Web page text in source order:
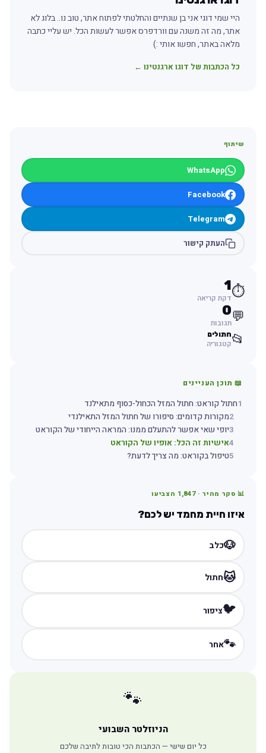
היי שמי דוגי אני בן שנתיים והחלטתי לפתוח אתר, טוב נו.. בלוג לא
אתר, מה זה משנה עם וורדפרס אפשר לעשות הכל. יש עליי כתבה
מלאה באתר, חפשו אותי :)
כל הכתבות של דוגו ארגנטינו ←
שיתוף
WhatsApp
Facebook
Telegram
העתק קישור
⏱️
1
דקת קריאה
💬
0
תגובות
📂חתולים
קטגוריה
📖 תוכן העניינים
חתול קוראט: חתול המזל הכחול-כסוף מתאילנד
2מקורות קדומים: סיפורו של חתול המזל התאילנדי
יופי שאי אפשר להתעלם ממנו: המראה הייחודי של הקוראט
אישיות זה הכל: אופיו של הקוראט
טיפול בקוראט: מה צריך לדעת?
📊 סקר מהיר · 1,847הצביעו
איזו חיית מחמד יש לכם?
🐶כלב
🐱חתול
🐦ציפור
🐾אחר
🐾
הניוזלטר השבועי
כל יום שישי — הכתבות הכי טובות לתיבה שלכם